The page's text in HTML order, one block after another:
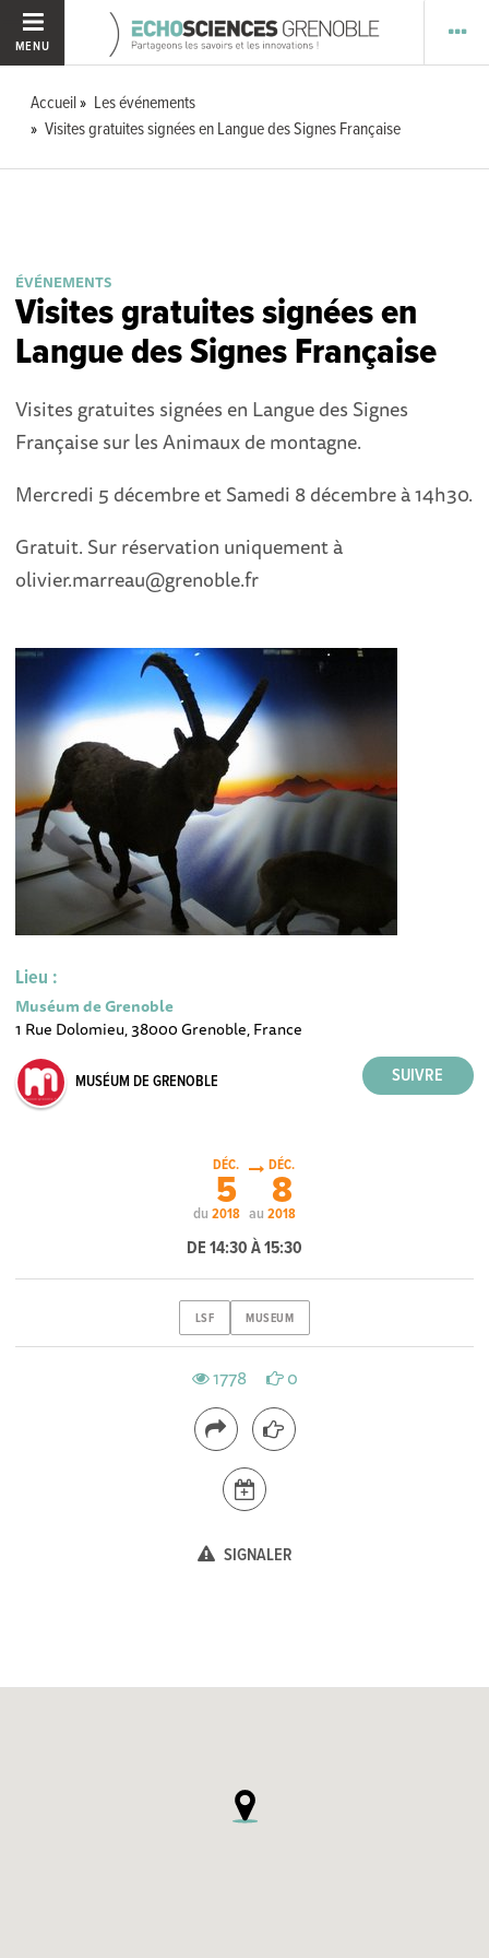
MENU
Accueil
Les événements
Visites gratuites signées en Langue des Signes Française
ÉVÉNEMENTS
Visites gratuites signées en
Langue des Signes Française
Visites gratuites signées en Langue des Signes
Française sur les Animaux de montagne.
Mercredi 5 décembre et Samedi 8 décembre à 14h30.
Gratuit. Sur réservation uniquement à
olivier.marreau@grenoble.fr
Lieu :
Muséum de Grenoble
1 Rue Dolomieu, 38000 Grenoble, France
MUSÉUM DE GRENOBLE
du
DÉC.
5
2018 au
DÉC.
8
2018
DE 14:30 À 15:30
LSF MUSEUM
1778 0
SIGNALER